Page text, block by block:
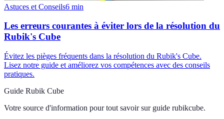
Astuces et Conseils6 min
Les erreurs courantes à éviter lors de la résolution du
Rubik's Cube
Évitez les pièges fréquents dans la résolution du Rubik's Cube.
Lisez notre guide et améliorez vos compétences avec des conseils
pratiques.
Guide Rubik Cube
Votre source d'information pour tout savoir sur guide rubikcube.